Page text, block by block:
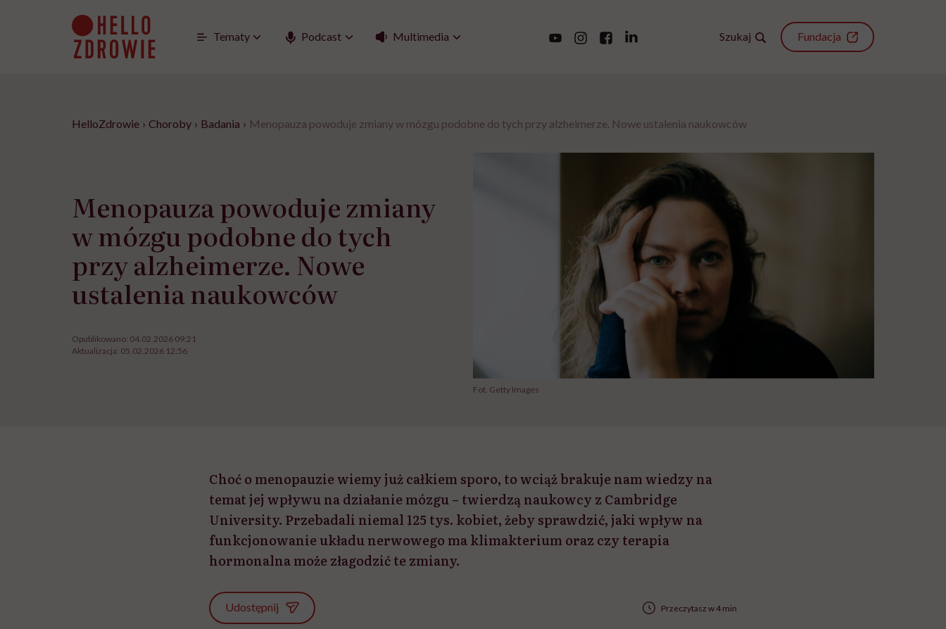
Tematy Podcast Multimedia Szukaj Fundacja
HelloZdrowie › Choroby › Badania › Menopauza powoduje zmiany w mózgu podobne do tych przy alzheimerze. Nowe ustalenia naukowców
Menopauza powoduje zmiany
w mózgu podobne do tych
przy alzheimerze. Nowe
ustalenia naukowców
Opublikowano: 04.02.2026 09:21
Aktualizacja: 05.02.2026 12:56
Fot. Getty Images
Choć o menopauzie wiemy już całkiem sporo, to wciąż brakuje nam wiedzy na
temat jej wpływu na działanie mózgu – twierdzą naukowcy z Cambridge
University. Przebadali niemal 125 tys. kobiet, żeby sprawdzić, jaki wpływ na
funkcjonowanie układu nerwowego ma klimakterium oraz czy terapia
hormonalna może złagodzić te zmiany.
Udostępnij Przeczytasz w 4 min